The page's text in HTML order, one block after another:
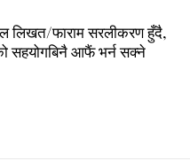
लिखत/फाराम सरलीकरण हुँदै,
सहयोगबिनै आफैं भर्न सक्ने